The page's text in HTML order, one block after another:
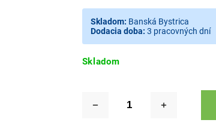
Skladom
Skladom: Banská Bystrica
Dodacia doba: 3 pracovných dní